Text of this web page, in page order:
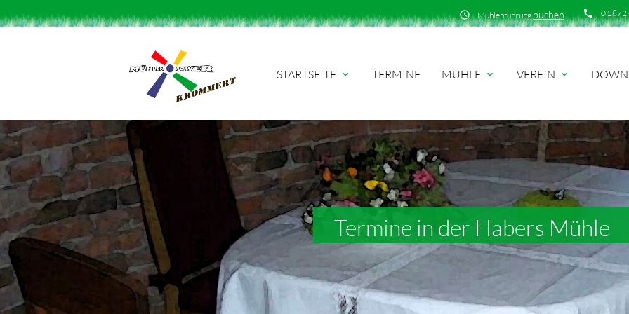
phone 0 2872
schedule Mühlenführungbuchen
STARTSEITE expand_more TERMINE MÜHLE expand_more VEREIN expand_more
Suchbegriffe
Termine in der Habers Mühle